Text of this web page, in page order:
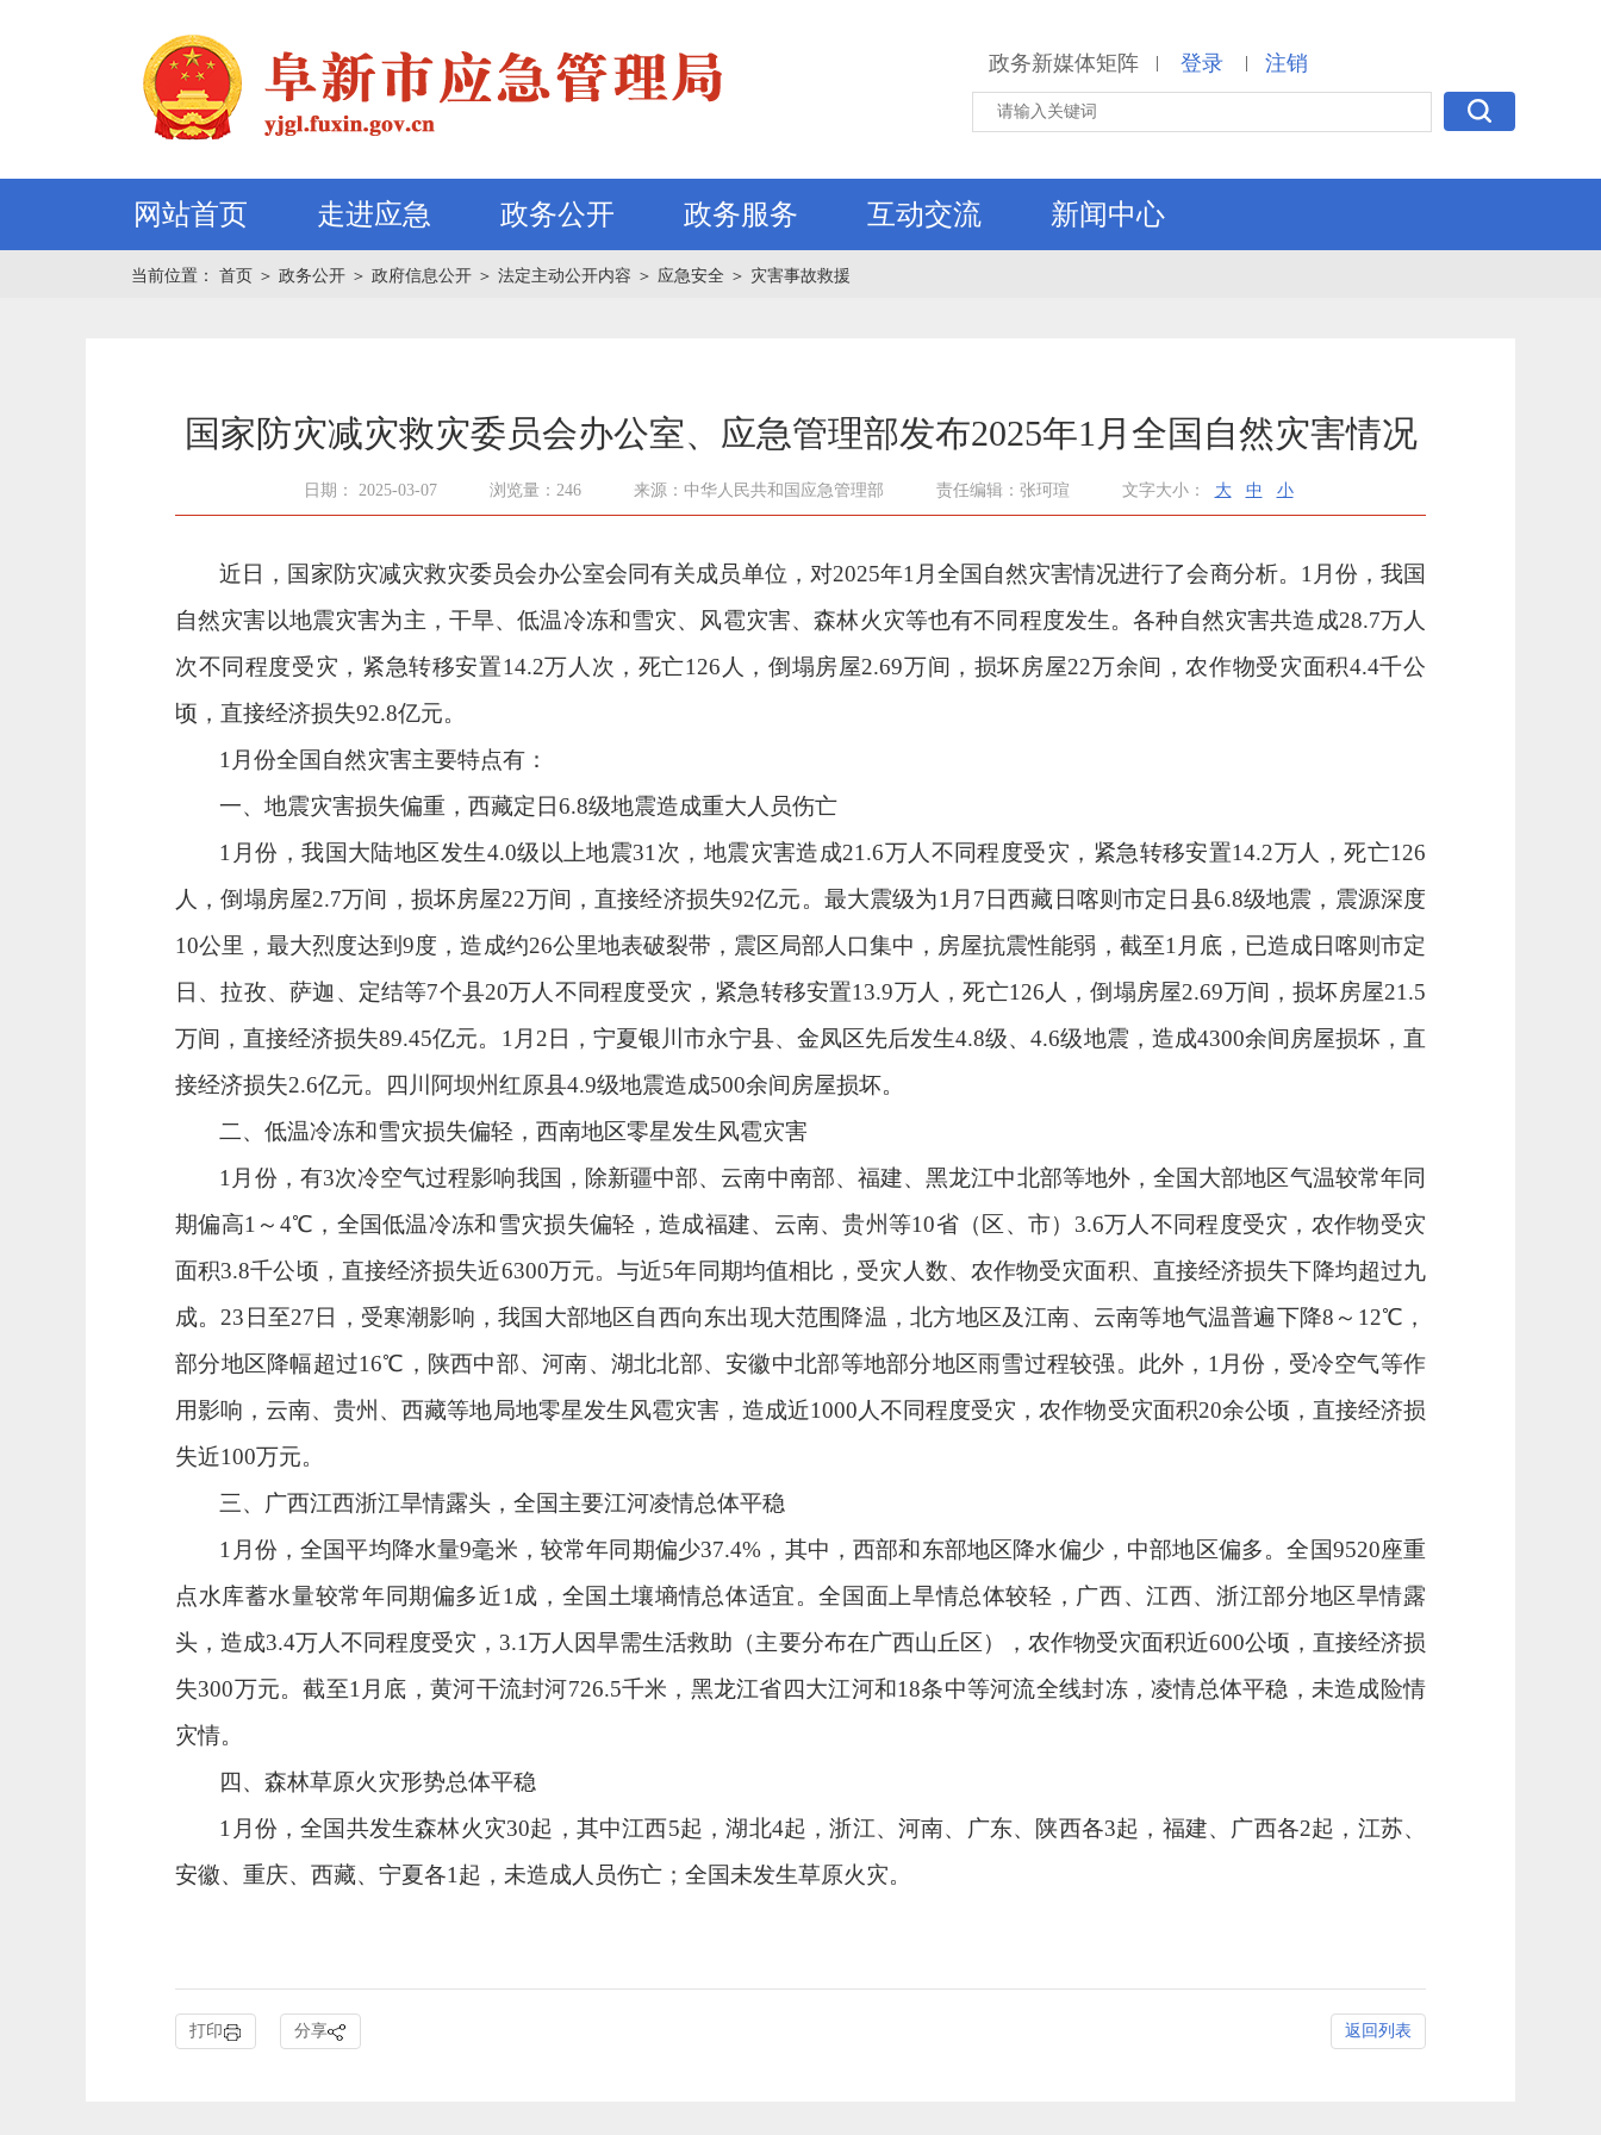
政务新媒体矩阵 | 登录 | 注销
网站首页 走进应急 政务公开 政务服务 互动交流 新闻中心
当前位置： 首页 ＞ 政务公开 ＞ 政府信息公开 ＞ 法定主动公开内容 ＞ 应急安全 ＞ 灾害事故救援
国家防灾减灾救灾委员会办公室、应急管理部发布2025年1月全国自然灾害情况
日期： 2025-03-07 浏览量：246 来源：中华人民共和国应急管理部 责任编辑：张珂瑄 文字大小： 大 中 小
近日，国家防灾减灾救灾委员会办公室会同有关成员单位，对2025年1 月全国自然灾害情况进行了会商分析。 1 月份，我国
自然灾害以地震灾害为主，干旱、低温冷冻和雪灾、风雹灾害、森林火灾等也有不同程度发生。各种自然灾害共造成28.7万人
次不同程度受灾，紧急转移安置14.2万人次，死亡126 人，倒塌房屋2.69万间，损坏房屋22万余间，农作物受灾面积4.4千公
顷，直接经济损失92.8亿元。
1 月份全国自然灾害主要特点有：
一、地震灾害损失偏重，西藏定日6.8级地震造成重大人员伤亡
1 月份，我国大陆地区发生4.0级以上地震31 次，地震灾害造成21.6万人不同程度受灾，紧急转移安置14.2万人，死亡126
人，倒塌房屋2.7万间，损坏房屋22万间，直接经济损失92亿元。最大震级为1 月 7 日西藏日喀则市定日县6.8级地震，震源深度
10公里，最大烈度达到9度，造成约26公里地表破裂带，震区局部人口集中，房屋抗震性能弱，截至1 月底，已造成日喀则市定
日、拉孜、萨迦、定结等7个县20万人不同程度受灾，紧急转移安置13.9万人，死亡126 人，倒塌房屋2.69万间，损坏房屋21.5
万间，直接经济损失89.45亿元。 1 月 2 日，宁夏银川市永宁县、金凤区先后发生4.8级、4.6级地震，造成4300余间房屋损坏，直
接经济损失2.6亿元。四川阿坝州红原县4.9级地震造成500余间房屋损坏。
二、低温冷冻和雪灾损失偏轻，西南地区零星发生风雹灾害
1 月份，有3次冷空气过程影响我国，除新疆中部、云南中南部、福建、黑龙江中北部等地外，全国大部地区气温较常年同
期偏高1 ～ 4℃，全国低温冷冻和雪灾损失偏轻，造成福建、云南、贵州等10省（区、市） 3.6万人不同程度受灾，农作物受灾
面积3.8千公顷，直接经济损失近6300万元。与近5年同期均值相比，受灾人数、农作物受灾面积、直接经济损失下降均超过九
成。 23 日至27 日，受寒潮影响，我国大部地区自西向东出现大范围降温，北方地区及江南、云南等地气温普遍下降8 ～ 12℃，
部分地区降幅超过16℃，陕西中部、河南、湖北北部、安徽中北部等地部分地区雨雪过程较强。此外， 1 月份，受冷空气等作
用影响，云南、贵州、西藏等地局地零星发生风雹灾害，造成近1000 人不同程度受灾，农作物受灾面积20余公顷，直接经济损
失近100万元。
三、广西江西浙江旱情露头，全国主要江河凌情总体平稳
1 月份，全国平均降水量9毫米，较常年同期偏少37.4% ，其中，西部和东部地区降水偏少，中部地区偏多。全国9520座重
点水库蓄水量较常年同期偏多近1 成，全国土壤墒情总体适宜。全国面上旱情总体较轻，广西、江西、浙江部分地区旱情露
头，造成3.4万人不同程度受灾， 3.1万人因旱需生活救助（主要分布在广西山丘区），农作物受灾面积近600公顷，直接经济损
失300万元。截至1 月底，黄河干流封河726.5千米，黑龙江省四大江河和18条中等河流全线封冻，凌情总体平稳，未造成险情
灾情。
四、森林草原火灾形势总体平稳
1 月份，全国共发生森林火灾30起，其中江西5起，湖北4起，浙江、河南、广东、陕西各3起，福建、广西各2起，江苏、
安徽、重庆、西藏、宁夏各1 起，未造成人员伤亡；全国未发生草原火灾。
打印 分享 返回列表